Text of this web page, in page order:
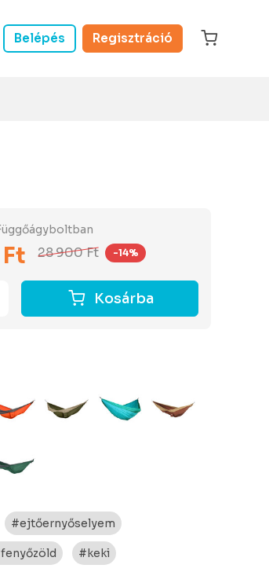
Belépés Regisztráció
28 900 Ft -14%
Kosárba
#ejtőernyőselyem
#keki